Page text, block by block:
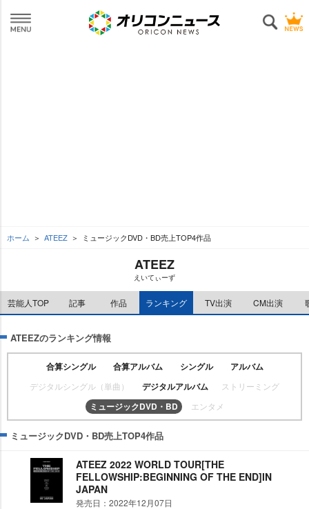
ホーム ATEEZ ミュージックDVD・BD売上TOP4作品
ATEEZ
えいてぃーず
芸能人TOP 記事 作品 ランキング TV出演 CM出演
ATEEZのランキング情報
合算シングル 合算アルバム シングル アルバム
デジタルシングル（単曲） デジタルアルバム ストリーミング
ミュージックDVD・BD エンタメ
ミュージックDVD・BD売上TOP4作品
ATEEZ 2022 WORLD TOUR[THE
FELLOWSHIP:BEGINNING OF THE END]IN
JAPAN
発売日：2022年12月07日